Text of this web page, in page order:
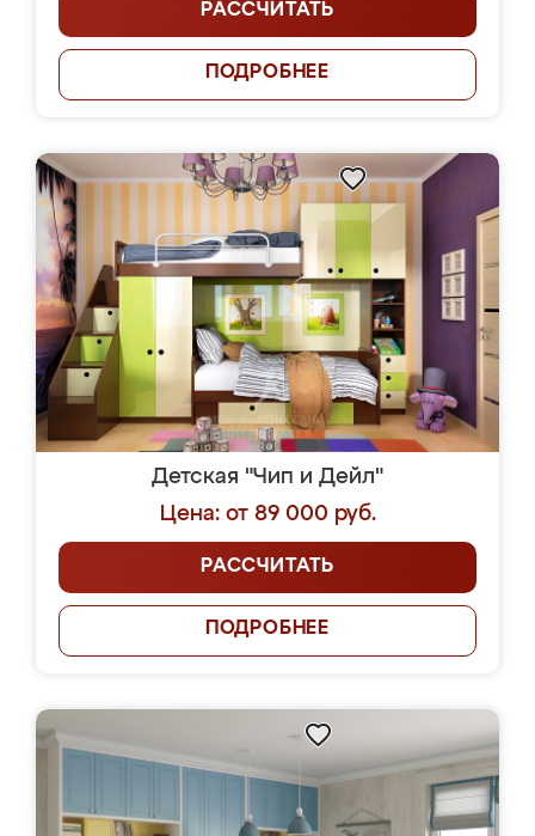
РАССЧИТАТЬ
ПОДРОБНЕЕ
Детская "Чип и Дейл"
Цена: от 89 000 руб.
РАССЧИТАТЬ
ПОДРОБНЕЕ